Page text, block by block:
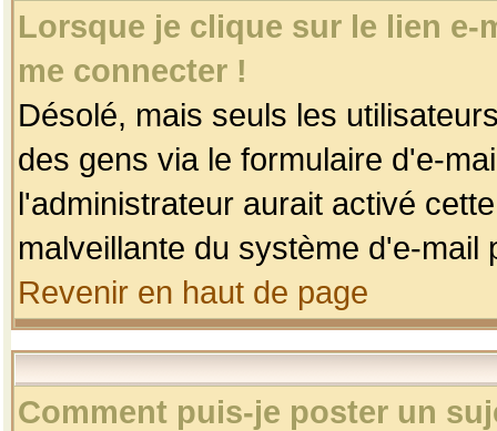
Lorsque je clique sur le lien
me connecter !
Désolé, mais seuls les
des gens via le formulaire d'e-
l'administrateur aurait activé
malveillante du système d'e-
Revenir en haut de page
Comment puis-je poster un